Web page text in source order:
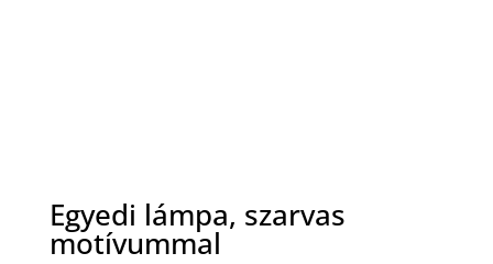
Egyedi lámpa, szarvas
motívummal